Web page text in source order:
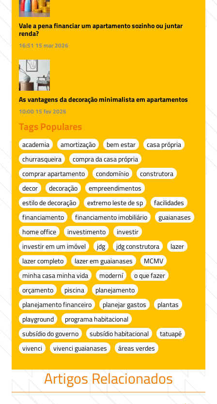
Vale a pena financiar um apartamento sozinho ou juntar
renda?
16:51 15 mar 2026
As vantagens da decoração minimalista em apartamentos
10:00 15 fev 2026
Tags Populares
academia amortização bem estar
casa própria
churrasqueira
compra da casa própria
comprar apartamento
condomínio
construtora
decor
decoração
empreendimentos
estilo de decoração
extremo leste de sp
facilidades
financiamento
financiamento imobiliário
guaianases
home office
investimento
investir
investir em um imóvel
jdg jdg construtora
lazer
lazer completo
lazer em guaianases
MCMV
minha casa minha vida
moderní
o que fazer
orçamento
piscina
planejamento
planejamento financeiro
planejar gastos
plantas
playground
programa habitacional
subsídio do governo
subsídio habitacional
tatuapé
vivenci
vivenci guaianases áreas verdes
Artigos Relacionados